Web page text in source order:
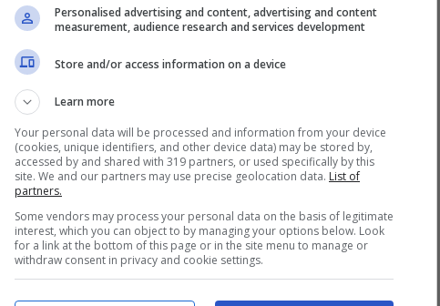
odierno. Tra le varie proposte sul
brand e sono in offerta fino ad agosto.
il prezzo è davvero
Companyche ha messo in offerta con un
italiano ovvero ilWave2 e il Wave3. In
31 di agosto. C’è dunque ancora più
Personalised advertising and content, advertising and content
measurement, audience research and services development
Store and/or access information on a device
Learn more
Your personal data will be processed and information from your device
(cookies, unique identifiers, and other device data) may be stored by,
accessed by and shared with 319 partners, or used specifically by this
site. We and our partners may use precise geolocation data. List of
partners.
Some vendors may process your personal data on the basis of legitimate
interest, which you can object to by managing your options below. Look
for a link at the bottom of this page or in the site menu to manage or
withdraw consent in privacy and cookie settings.